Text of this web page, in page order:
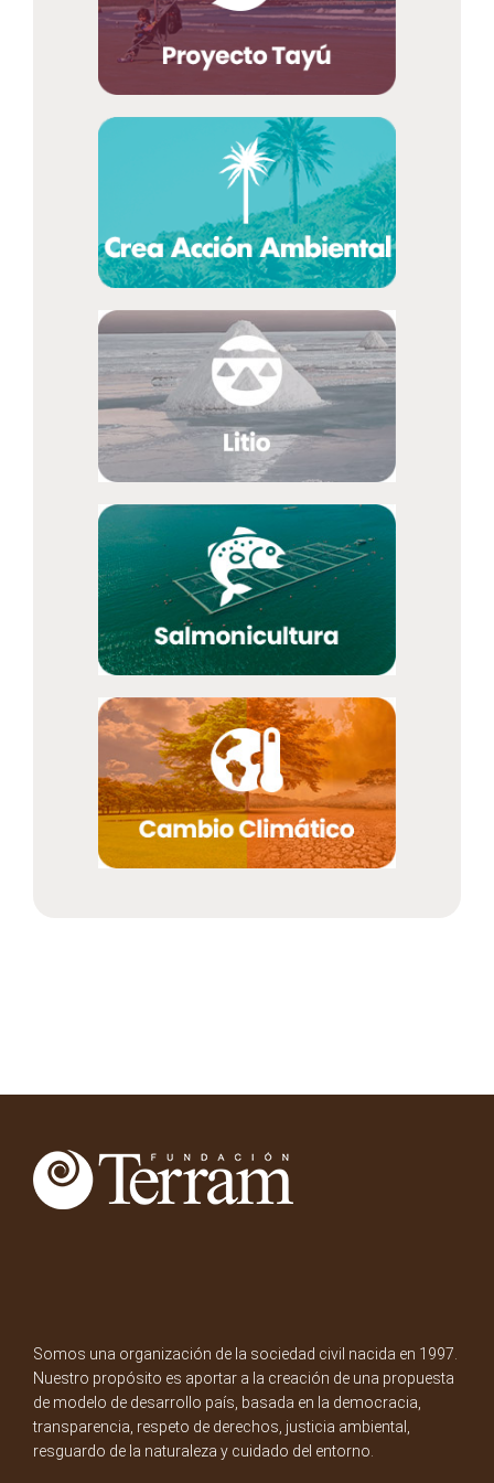
Somos una organización de la sociedad civil nacida en 1997.
Nuestro propósito es aportar a la creación de una propuesta
de modelo de desarrollo país, basada en la democracia,
transparencia, respeto de derechos, justicia ambiental,
resguardo de la naturaleza y cuidado del entorno.